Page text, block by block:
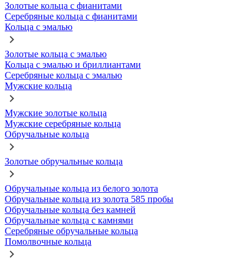
Золотые кольца с фианитами
Серебряные кольца с фианитами
Кольца с эмалью
Золотые кольца с эмалью
Кольца с эмалью и бриллиантами
Серебряные кольца с эмалью
Мужские кольца
Мужские золотые кольца
Мужские серебряные кольца
Обручальные кольца
Золотые обручальные кольца
Обручальные кольца из белого золота
Обручальные кольца из золота 585 пробы
Обручальные кольца без камней
Обручальные кольца с камнями
Серебряные обручальные кольца
Помолвочные кольца